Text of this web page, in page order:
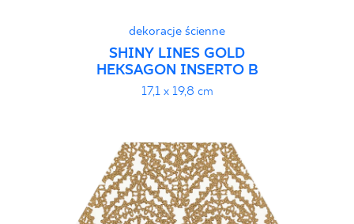
dekoracje ścienne
SHINY LINES GOLD
HEKSAGON INSERTO B
17,1 x 19,8 cm